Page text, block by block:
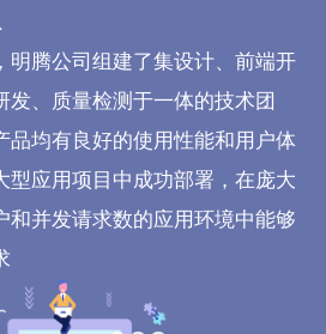
明腾公司组建了集设计、前端开
发、质量检测于一体的技术团
品均有良好的使用性能和用户体
型应用项目中成功部署，在庞大
和并发请求数的应用环境中能够